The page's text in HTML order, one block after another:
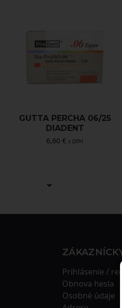
GUTTA PERCHA 06/25
DIADENT
6,60€ s DPH
Prihlásenie /
Obnova hesla
Osobné údaje